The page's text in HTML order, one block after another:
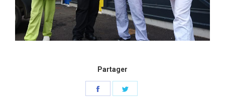
Partager
Partager